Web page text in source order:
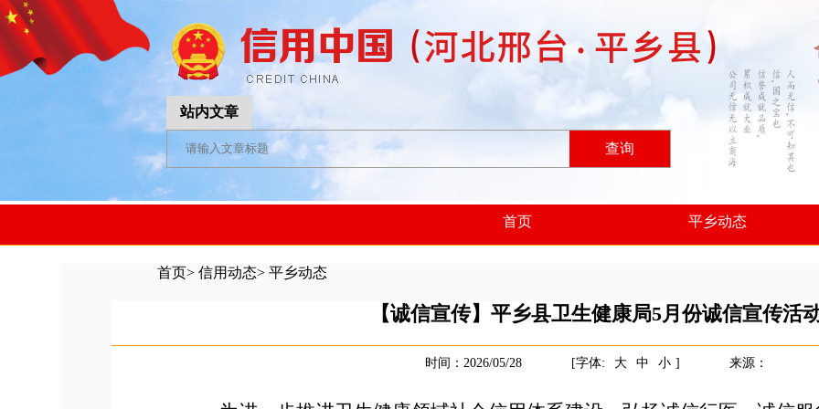
站内文章
查询
首页 平乡动态
首页> 信用动态> 平乡动态
【诚信宣传】平乡县卫生健康局5月份诚信宣传活
时间：2026/05/28 [字体: 大 中 小 ] 来源：